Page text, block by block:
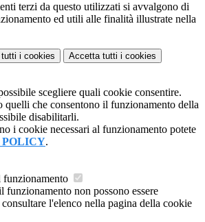
terzi da questo utilizzati si avvalgono di
ed utili alle finalità illustrate nella
tutti i cookies Accetta tutti i cookies
scegliere quali cookie consentire.
quelli che consentono il funzionamento della
disabilitarli.
i cookie necessari al funzionamento potete
POLICY.
funzionamento
funzionamento non possono essere
l'elenco nella pagina della cookie